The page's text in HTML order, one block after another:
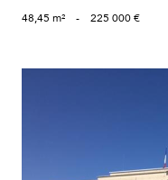
48,45 m²
- 225 000 €